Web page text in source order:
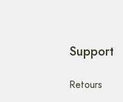
Support
Retours